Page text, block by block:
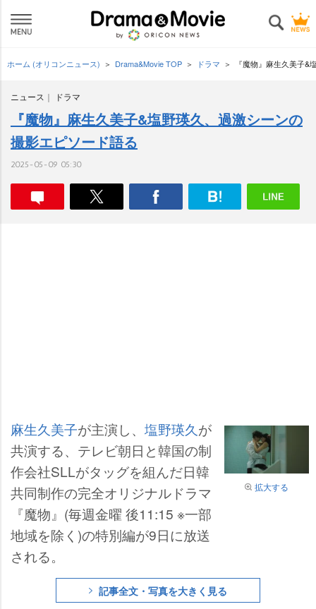
ホーム (オリコンニュース) Drama&Movie TOP ドラマ 『魔物』麻生久美子
ニュース ドラマ
『魔物』麻生久美子&塩野瑛久、過激シーンの
撮影エピソード語る
2025-05-09 05:30
拡大する
麻生久美子が主演し、 塩野瑛久が
共演する、テレビ朝日と韓国の制
作会社SLLがタッグを組んだ日韓
共同制作の完全オリジナルドラマ
『魔物』(毎週金曜 後11:15 ※一部
地域を除く)の特別編が9日に放送
される。
記事全文・写真を大きく見る